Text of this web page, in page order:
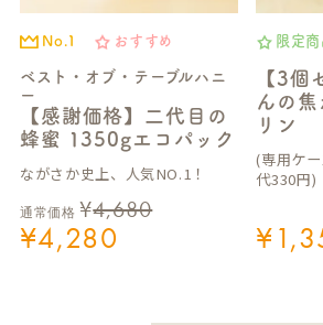
No.1 おすすめ
ベスト・オブ・テーブルハニ
ー
【感謝価格】二代目の
蜂蜜 1350gエコパック
ながさか史上、人気NO.1！
通常価格 ¥4,680
¥4,280
限定商
【3個
んの
リン
(専用ケ
代330円)
¥